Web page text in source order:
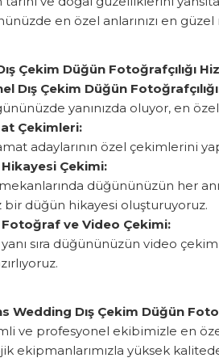
en özel anlarınızı en
Çekim Düğün Fotoğrafçılığı
Dış Çekim Düğün
yanınızda oluyor, en
Çekimleri:
adaylarının özel çekimlerini
Hikayesi Çekimi:
düğününüzün her
düğün hikayesi oluşturuyoruz.
Fotoğraf ve Video Çekimi:
yanı sıra düğününüzün video
Wedding Dış Çekim Düğün
ve profesyonel ekibimizle en özel
ekipmanlarımızla yüksek